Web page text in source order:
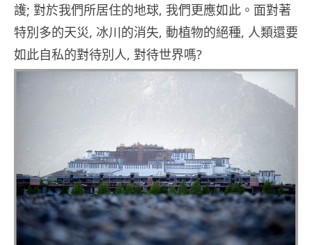
護; 對於我們所居住的地球, 我們更應如此。面對著
特別多的天災, 冰川的消失, 動植物的絕種, 人類還要
如此自私的對待別人, 對待世界嗎?